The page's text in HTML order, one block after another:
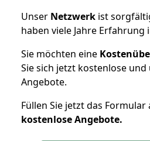
Unser Netzwerk ist
haben viele Jahre Erfahrung
Sie möchten eine
Sie sich jetzt kostenlose
Angebote.
Füllen Sie jetzt das
kostenloseAngebote.